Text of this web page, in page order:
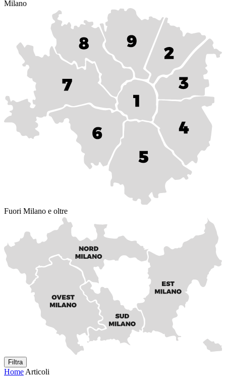
Milano
Fuori Milano e oltre
Filtra
Home Articoli